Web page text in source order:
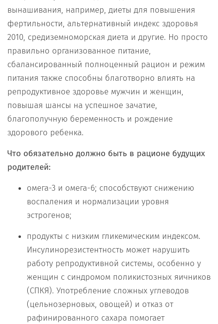
вынашивания, например, диеты для повышения
фертильности, альтернативный индекс здоровья
2010, средиземноморская диета и другие. Но просто
правильно организованное питание,
сбалансированный полноценный рацион и режим
питания также способны благотворно влиять на
репродуктивное здоровье мужчин и женщин,
повышая шансы на успешное зачатие,
благополучную беременность и рождение
здорового ребенка.
Что обязательно должно быть в рационе будущих
родителей:
омега-3 и омега-6; способствуют снижению
воспаления и нормализации уровня
эстрогенов;
продукты с низким гликемическим индексом.
Инсулинорезистентность может нарушить
работу репродуктивной системы, особенно у
женщин с синдромом поликистозных яичников
(СПКЯ). Употребление сложных углеводов
(цельнозерновых, овощей) и отказ от
рафинированного сахара помогает